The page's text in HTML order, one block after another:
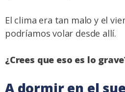
El clima era tan malo y el
podríamos volar desde allí.
¿Crees que eso es lo
A dormir en el